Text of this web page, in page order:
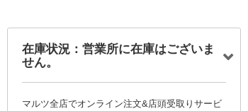
在庫状況：営業所に在庫はございま
せん。
マルツ全店でオンライン注文&店頭受取りサービ